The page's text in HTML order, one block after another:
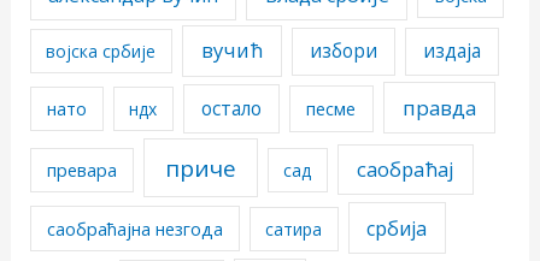
војска србије вучић избори издаја
нато ндх остало песме правда
превара приче сад саобраћај
саобраћајна незгода сатира србија